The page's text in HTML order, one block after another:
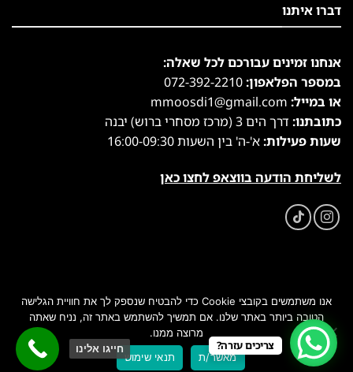
דברו איתנו
אנחנו זמינים עבורכם לכל שאלה:
במספר הפלאפון:072-392-2210
או במייל: mmoosdi1@gmail.com
כתובתנו: דרך הים 3 (מרכז מסחרי ברוש) יבנה
שעות פעילות:א'-ה' בין השעות 16:00-09:30
לשליחת הודעה בווצאפ לחצו כאן
כל הזכויות שמורות 2026 © המרכז למטבח המוסדי| נבנה ומנוהל
על ידיWEmanage - ניהול אתרים
צריכים עזרה? חייגו אלינו
אנו משתמשים בקובצי Cookie כדי להבטיח שנספק לך את חוויית הגלישה
הטובה ביותר באתר שלנו. אם תמשיך להשתמש באתר זה, נניח שאתה
מרוצה ממנו.
מאשר/ת
תנאי שימוש